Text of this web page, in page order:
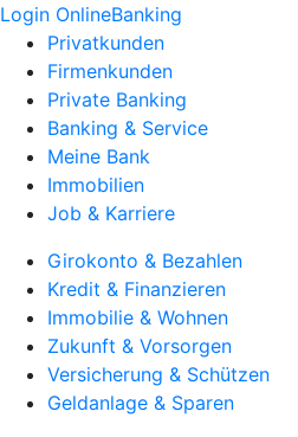
Login OnlineBanking
Privatkunden
Firmenkunden
Private Banking
Banking & Service
Meine Bank
Immobilien
Job & Karriere
Girokonto & Bezahlen
Kredit & Finanzieren
Immobilie & Wohnen
Zukunft & Vorsorgen
Versicherung & Schützen
Geldanlage & Sparen